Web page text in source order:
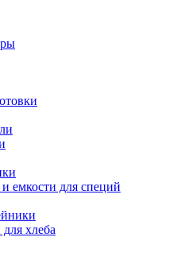
емкости для специй
хлеба